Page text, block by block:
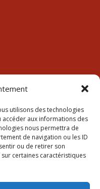
utilisons des technologies
aux informations des
nous permettra de
de navigation ou les ID
ou de retirer son
certaines caractéristiques